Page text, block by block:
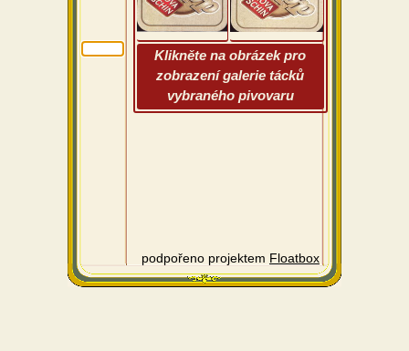
Klikněte na obrázek pro
zobrazení galerie tácků
vybraného pivovaru
podpořeno projektem Floatbox